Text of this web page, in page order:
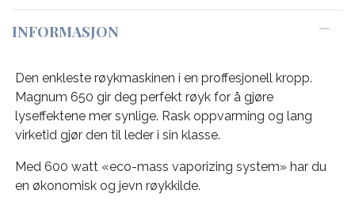
INFORMASJON
Den enkleste røykmaskinen i en proffesjonell kropp.
Magnum 650 gir deg perfekt røyk for å gjøre
lyseffektene mer synlige. Rask oppvarming og lang
virketid gjør den til leder i sin klasse.
Med 600 watt «eco-mass vaporizing system» har du
en økonomisk og jevn røykkilde.